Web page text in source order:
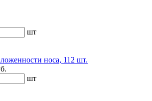
шт
носа, 112 шт.
шт